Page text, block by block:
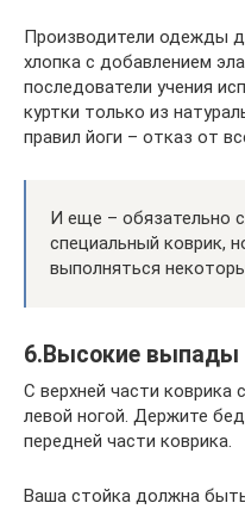
Производители одежды
хлопка с добавлением
последователи учения
куртки только из
правил йоги – отказ от
И еще – обязательно
специальный коврик,
выполняться
6.Высокие выпады
С верхней части коврика
левой ногой. Держите
передней части коврика.
Ваша стойка должна